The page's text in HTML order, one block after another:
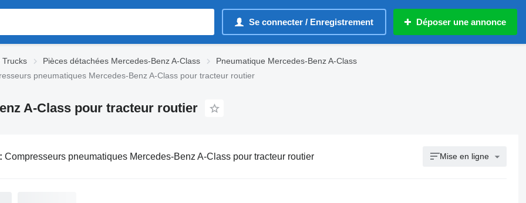
Se connecter / Enregistrement Déposer une annonce
Trucks Pièces détachées Mercedes-Benz A-Class
Pneumatique Mercedes-Benz A-Class
pneumatiques Mercedes-Benz A-Class pour tracteur routier
A-Class pour tracteur routier
Compresseurs pneumatiques Mercedes-Benz A-Class pour tracteur routier Mise en ligne